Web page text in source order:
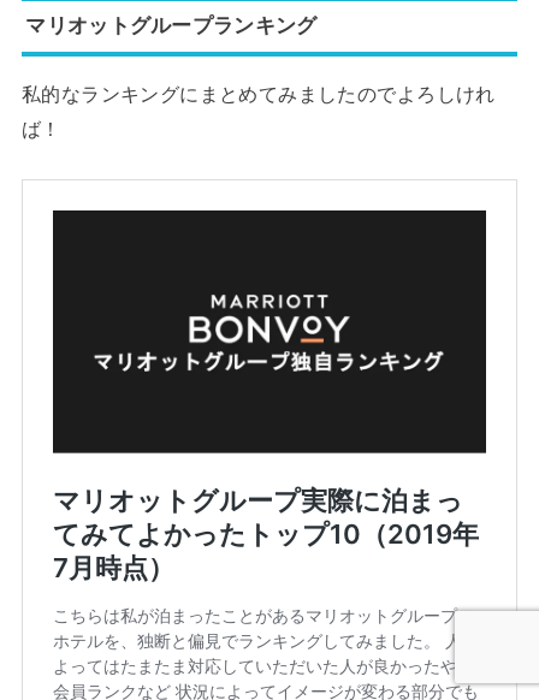
マリオットグループランキング
私的なランキングにまとめてみましたのでよろしけれ
ば！